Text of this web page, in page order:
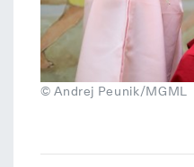
© Andrej Peunik/MGML